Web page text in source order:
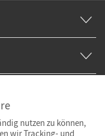
nutzen zu können,
wir Tracking- und